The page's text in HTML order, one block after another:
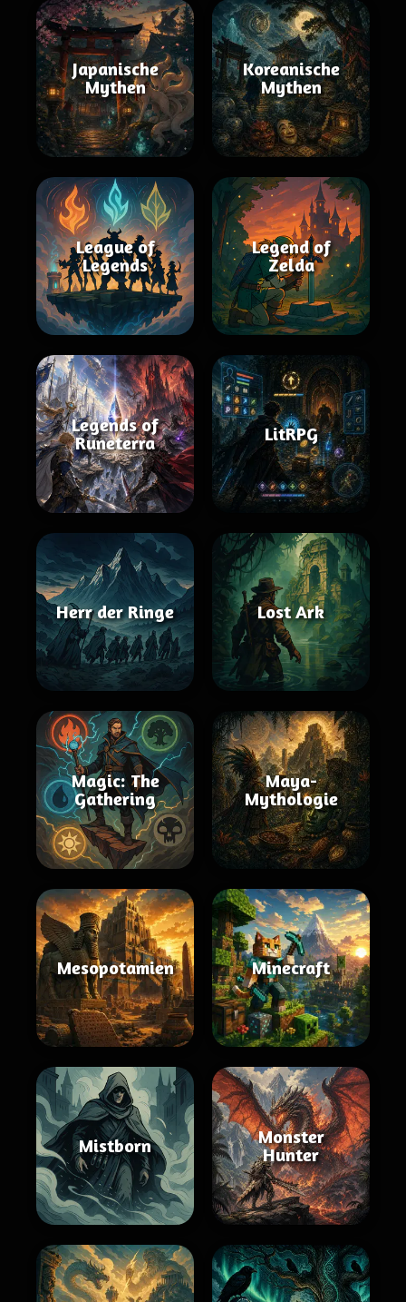
Japanische
Mythen
Koreanische
Mythen
League of
Legends
Legend of
Zelda
Legends of
Runeterra
LitRPG
Herr der Ringe Lost Ark
Magic: The
Gathering
Maya-
Mythologie
Mesopotamien Minecraft
Mistborn
Monster
Hunter